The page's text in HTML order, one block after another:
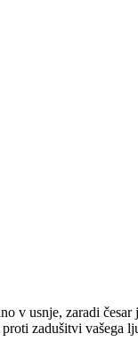
v usnje, zaradi
zadušitvi vašega